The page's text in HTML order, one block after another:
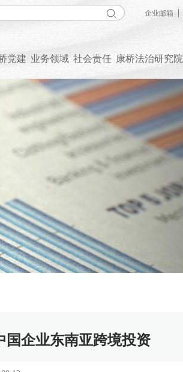
企业邮箱 |
党建 业务领域 社会责任 康桥法治研究院
国企业东南亚跨境投资